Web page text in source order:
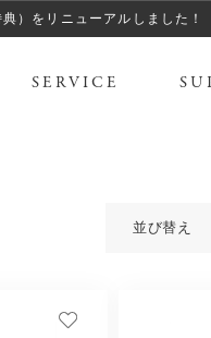
）をリニューアルしました！
SERVICE
並び替え